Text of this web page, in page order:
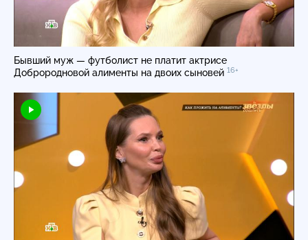
Бывший муж — футболист не платит актрисе
Доброродновой алименты на двоих сыновей 16+